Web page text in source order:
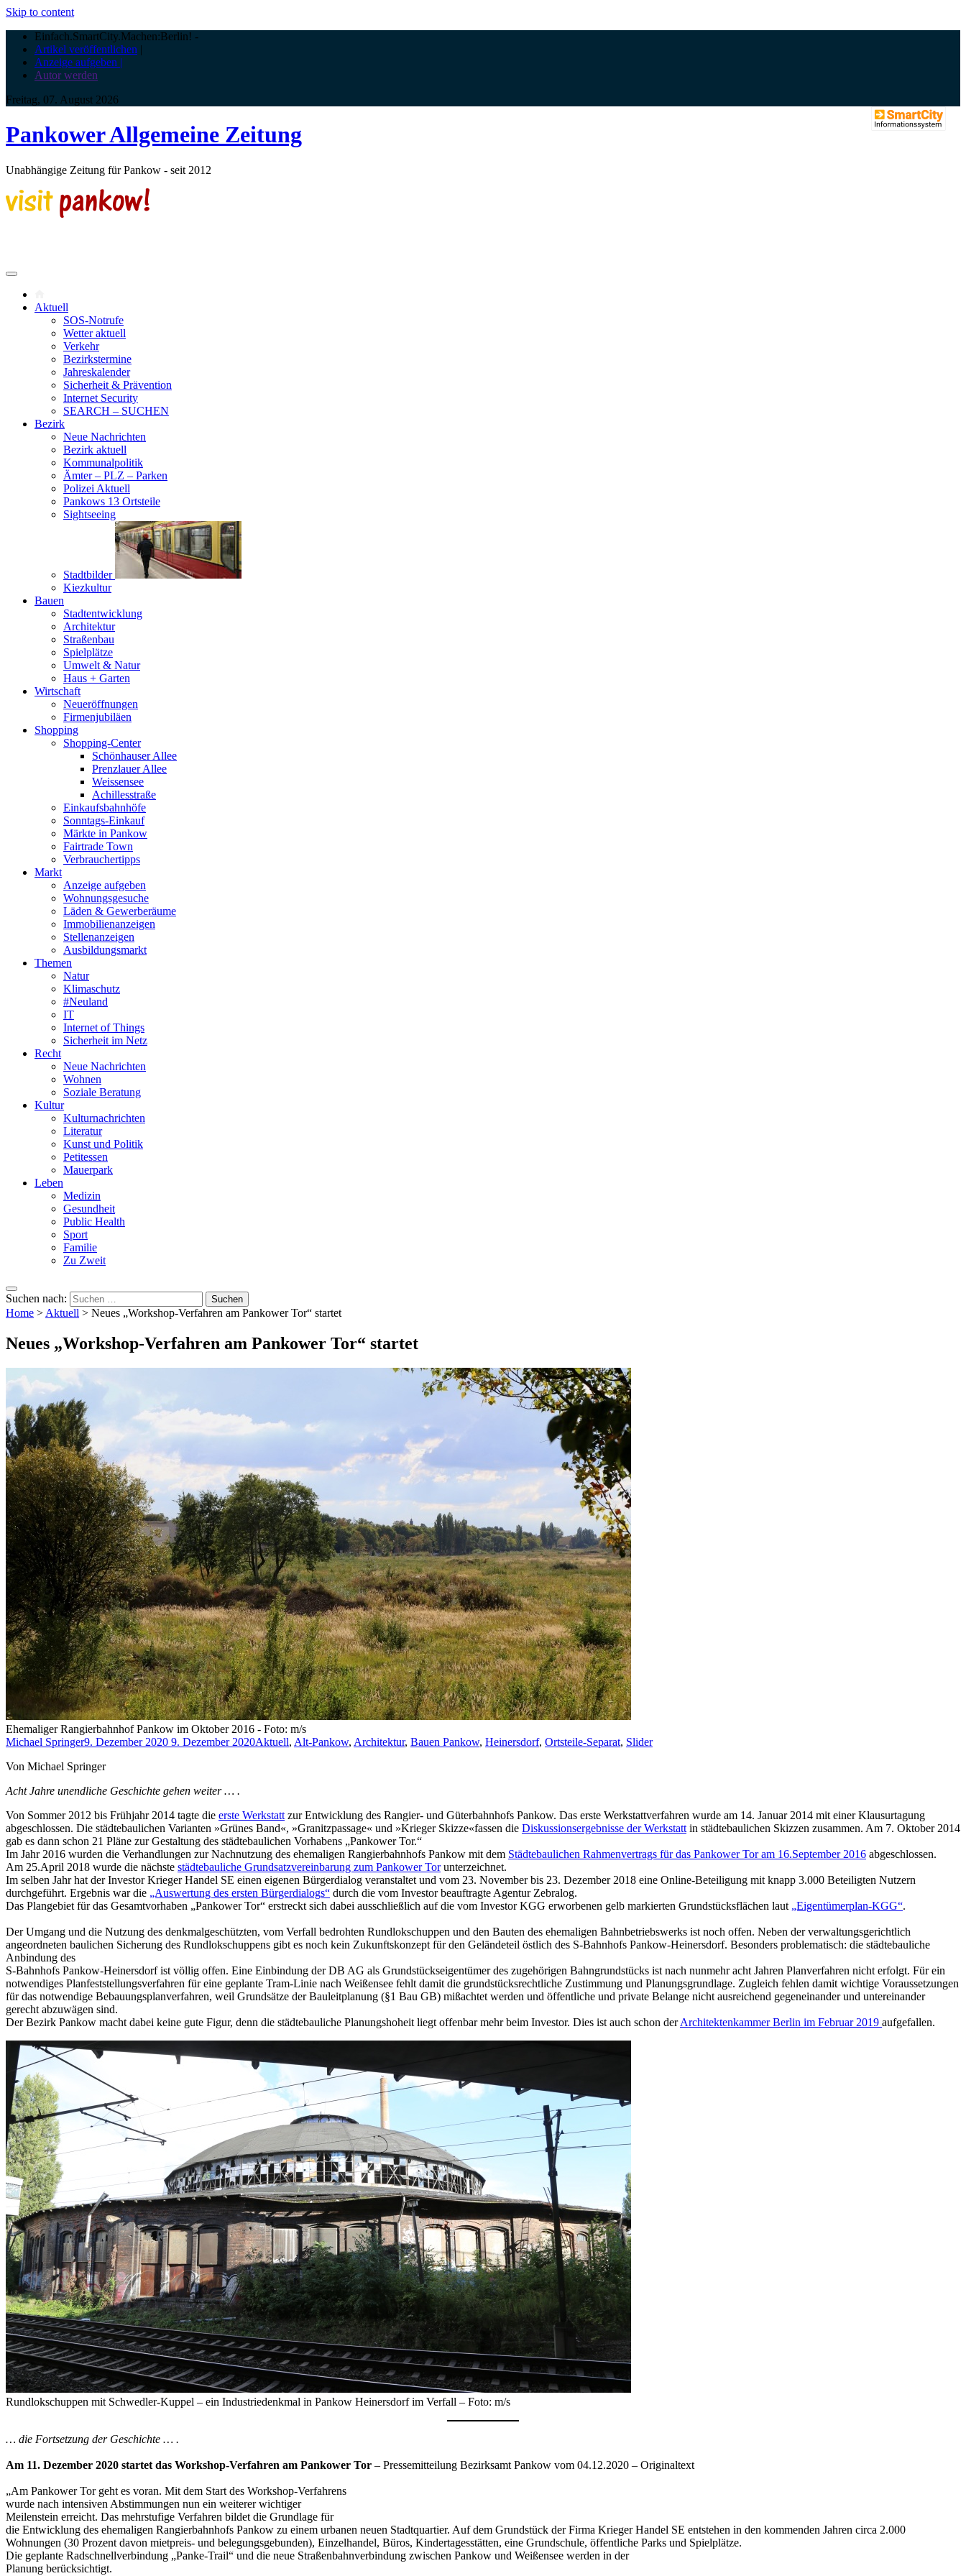
Skip to content
Einfach.SmartCity.Machen:Berlin! -
Artikel veröffentlichen |
Anzeige aufgeben |
Autor werden
Freitag, 07. August 2026
Pankower Allgemeine Zeitung
Unabhängige Zeitung für Pankow - seit 2012
Aktuell
SOS-Notrufe
Wetter aktuell
Verkehr
Bezirkstermine
Jahreskalender
Sicherheit & Prävention
Internet Security
SEARCH – SUCHEN
Bezirk
Neue Nachrichten
Bezirk aktuell
Kommunalpolitik
Ämter – PLZ – Parken
Polizei Aktuell
Pankows 13 Ortsteile
Sightseeing
Stadtbilder
Kiezkultur
Bauen
Stadtentwicklung
Architektur
Straßenbau
Spielplätze
Umwelt & Natur
Haus + Garten
Wirtschaft
Neueröffnungen
Firmenjubiläen
Shopping
Shopping-Center
Schönhauser Allee
Prenzlauer Allee
Weissensee
Achillesstraße
Einkaufsbahnhöfe
Sonntags-Einkauf
Märkte in Pankow
Fairtrade Town
Verbrauchertipps
Markt
Anzeige aufgeben
Wohnungsgesuche
Läden & Gewerberäume
Immobilienanzeigen
Stellenanzeigen
Ausbildungsmarkt
Themen
Natur
Klimaschutz
#Neuland
IT
Internet of Things
Sicherheit im Netz
Recht
Neue Nachrichten
Wohnen
Soziale Beratung
Kultur
Kulturnachrichten
Literatur
Kunst und Politik
Petitessen
Mauerpark
Leben
Medizin
Gesundheit
Public Health
Sport
Familie
Zu Zweit
Suchen nach:
Home >Aktuell > Neues „Workshop-Verfahren am Pankower Tor“ startet
Neues „Workshop-Verfahren am Pankower Tor“ startet
Ehemaliger Rangierbahnhof Pankow im Oktober 2016 - Foto: m/s
Michael Springer9. Dezember 2020 9. Dezember 2020Aktuell, Alt-Pankow, Architektur, Bauen Pankow, Heinersdorf, Ortsteile-Separat, Slider
Von Michael Springer
Acht Jahre unendliche Geschichte gehen weiter … .
Von Sommer 2012 bis Frühjahr 2014 tagte die erste Werkstatt zur Entwicklung des Rangier- und Güterbahnhofs Pankow. Das erste Werkstattverfahren wurde am 14. Januar 2014 mit einer Klausurtagung
abgeschlossen. Die städtebaulichen Varianten »Grünes Band«, »Granitzpassage« und »Krieger Skizze«fassen die Diskussionsergebnisse der Werkstatt in städtebaulichen Skizzen zusammen. Am 7. Oktober 2014
gab es dann schon 21 Pläne zur Gestaltung des städtebaulichen Vorhabens „Pankower Tor.“
Im Jahr 2016 wurden die Verhandlungen zur Nachnutzung des ehemaligen Rangierbahnhofs Pankow mit dem Städtebaulichen Rahmenvertrags für das Pankower Tor am 16.September 2016 abgeschlossen.
Am 25.April 2018 wurde die nächste städtebauliche Grundsatzvereinbarung zum Pankower Torunterzeichnet.
Im selben Jahr hat der Investor Krieger Handel SE einen eigenen Bürgerdialog veranstaltet und vom 23. November bis 23. Dezember 2018 eine Online-Beteiligung mit knapp 3.000 Beteiligten Nutzern
durchgeführt. Ergebnis war die „Auswertung des ersten Bürgerdialogs“ durch die vom Investor beauftragte Agentur Zebralog.
Das Plangebiet für das Gesamtvorhaben „Pankower Tor“ erstreckt sich dabei ausschließlich auf die vom Investor KGG erworbenen gelb markierten Grundstücksflächen laut „Eigentümerplan-KGG“.
Der Umgang und die Nutzung des denkmalgeschützten, vom Verfall bedrohten Rundlokschuppen und den Bauten des ehemaligen Bahnbetriebswerks ist noch offen. Neben der verwaltungsgerichtlich
angeordneten baulichen Sicherung des Rundlokschuppens gibt es noch kein Zukunftskonzept für den Geländeteil östlich des S-Bahnhofs Pankow-Heinersdorf. Besonders problematisch: die städtebauliche
Anbindung des
S-Bahnhofs Pankow-Heinersdorf ist völlig offen. Eine Einbindung der DB AG als Grundstückseigentümer des zugehörigen Bahngrundstücks ist nach nunmehr acht Jahren Planverfahren nicht erfolgt. Für ein
notwendiges Planfeststellungsverfahren für eine geplante Tram-Linie nach Weißensee fehlt damit die grundstücksrechtliche Zustimmung und Planungsgrundlage. Zugleich fehlen damit wichtige Voraussetzungen
für das notwendige Bebauungsplanverfahren, weil Grundsätze der Bauleitplanung (§1 Bau GB) mißachtet werden und öffentliche und private Belange nicht ausreichend gegeneinander und untereinander
gerecht abzuwägen sind.
Der Bezirk Pankow macht dabei keine gute Figur, denn die städtebauliche Planungshoheit liegt offenbar mehr beim Investor. Dies ist auch schon derArchitektenkammer Berlin im Februar 2019 aufgefallen.
Rundlokschuppen mit Schwedler-Kuppel – ein Industriedenkmal in Pankow Heinersdorf im Verfall – Foto: m/s
… die Fortsetzung der Geschichte … .
Am 11. Dezember 2020 startet das Workshop-Verfahren am Pankower Tor – Pressemitteilung Bezirksamt Pankow vom 04.12.2020 – Originaltext
„Am Pankower Tor geht es voran. Mit dem Start des Workshop-Verfahrens
wurde nach intensiven Abstimmungen nun ein weiterer wichtiger
Meilenstein erreicht. Das mehrstufige Verfahren bildet die Grundlage für
die Entwicklung des ehemaligen Rangierbahnhofs Pankow zu einem urbanen neuen Stadtquartier. Auf dem Grundstück der Firma Krieger Handel SE entstehen in den kommenden Jahren circa 2.000
Wohnungen (30 Prozent davon mietpreis- und belegungsgebunden), Einzelhandel, Büros, Kindertagesstätten, eine Grundschule, öffentliche Parks und Spielplätze.
Die geplante Radschnellverbindung „Panke-Trail“ und die neue Straßenbahnverbindung zwischen Pankow und Weißensee werden in der
Planung berücksichtigt.